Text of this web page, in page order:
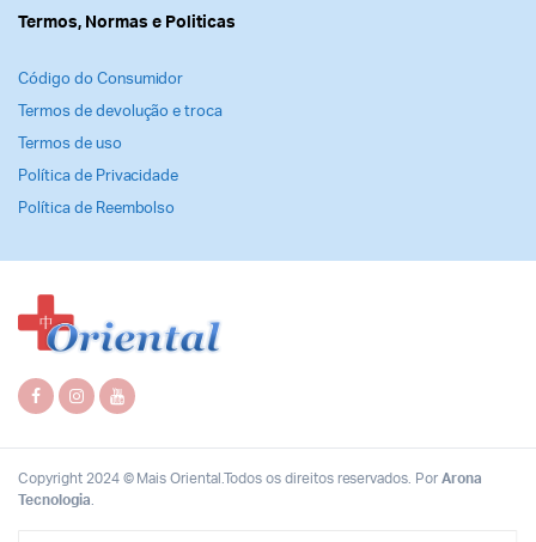
Termos, Normas e Politicas
Código do Consumidor
Termos de devolução e troca
Termos de uso
Política de Privacidade
Política de Reembolso
Copyright 2024 © Mais Oriental.Todos os direitos reservados. PorArona
Tecnologia